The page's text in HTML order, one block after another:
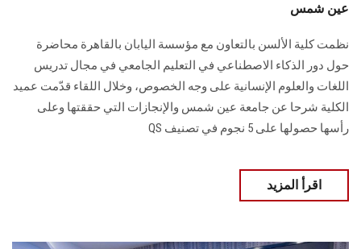
عين شمس
نظمت كلية الألسن بالتعاون مع مؤسسة اليابان بالقاهرة محاضرة
حول دور الذكاء الاصطناعي في التعليم الجامعي في مجال تدريس
اللغات والعلوم الإنسانية على وجه الخصوص، وخلال اللقاء قدّمت عميد
الكلية شرحا عن جامعة عين شمس والإنجازات التي حققتها وعلى
رأسها حصولها على 5 نجوم في تصنيف QS
اقرأ المزيد